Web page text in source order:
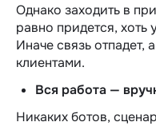
Однако заходить в
равно придется, хоть
Иначе связь отпадет,
клиентами.
Вся работа —
Никаких ботов,